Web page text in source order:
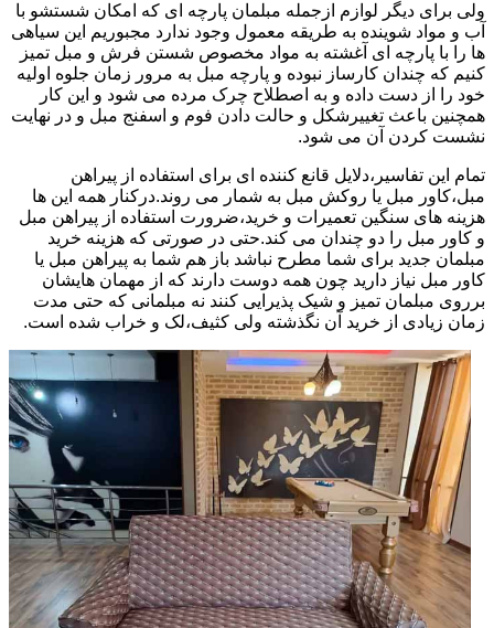
ولی برای دیگر لوازم ازجمله مبلمان پارچه ای که امکان شستشو با
آب و مواد شوینده به طریقه معمول وجود ندارد مجبوریم این سیاهی
ها را با پارچه ای آغشته به مواد مخصوص شستن فرش و مبل تمیز
کنیم که چندان کارساز نبوده و پارچه مبل به مرور زمان جلوه اولیه
خود را از دست داده و به اصطلاح چرک مرده می شود و این کار
همچنین باعث تغییرشکل و حالت دادن فوم و اسفنج مبل و در نهایت
نشست کردن آن می شود.
تمام این تفاسیر،دلایل قانع کننده ای برای استفاده از پیراهن
مبل،کاور مبل یا روکش مبل به شمار می روند.درکنار همه این ها
هزینه های سنگین تعمیرات و خرید،ضرورت استفاده از پیراهن مبل
و کاور مبل را دو چندان می کند.حتی در صورتی که هزینه خرید
مبلمان جدید برای شما مطرح نباشد باز هم شما به پیراهن مبل یا
کاور مبل نیاز دارید چون همه دوست دارند که از مهمان هایشان
برروی مبلمان تمیز و شیک پذیرایی کنند نه مبلمانی که حتی مدت
زمان زیادی از خرید آن نگذشته ولی کثیف،لک و خراب شده است.